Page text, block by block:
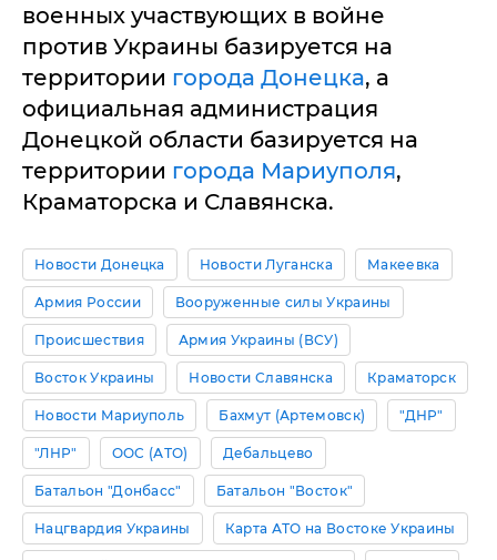
военных участвующих в войне
против Украины базируется на
территории города Донецка, а
официальная администрация
Донецкой области базируется на
территории города Мариуполя,
Краматорска и Славянска.
Новости Донецка Новости Луганска Макеевка
Армия России Вооруженные силы Украины
Происшествия Армия Украины (ВСУ)
Восток Украины Новости Славянска Краматорск
Новости Мариуполь Бахмут (Артемовск) "ДНР"
"ЛНР" ООС (АТО) Дебальцево
Батальон "Донбасс" Батальон "Восток"
Нацгвардия Украины Карта АТО на Востоке Украины